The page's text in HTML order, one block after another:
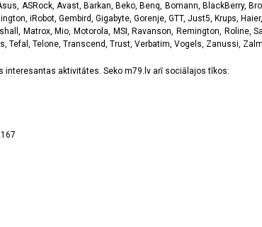
ASRock, Avast, Barkan, Beko, Benq, Bomann, BlackBerry,
iRobot, Gembird, Gigabyte, Gorenje, GTT, Just5, Krups,
Matrox, Mio, Motorola, MSI, Ravanson, Remington, Roline,
Tefal, Telone, Transcend, Trust, Verbatim, Vogels, Zanussi,
interesantas aktivitātes. Seko m79.lv arī sociālajos tīkos: